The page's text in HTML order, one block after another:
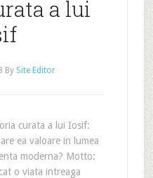
a lui
By Site Editor
curata a lui Iosif:
ea valoare in lumea
moderna? Motto:
o viata intreaga